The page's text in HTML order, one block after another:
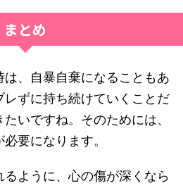
まとめ
、自暴自棄になることもあ
レずに持ち続けていくことだ
いですね。そのためには、
要になります。
ように、心の傷が深くなら